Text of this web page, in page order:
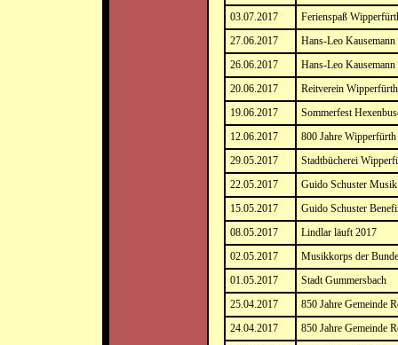
03.07.2017
Ferienspaß
27.06.2017
Hans-Leo
26.06.2017
Hans-Leo
20.06.2017
Reitverein
19.06.2017
Sommerfest
12.06.2017
800 Jahre Wipperfürth
29.05.2017
Stadtbücherei
22.05.2017
Guido Schuster
15.05.2017
Guido Schuster
08.05.2017
Lindlar läuft 2017
02.05.2017
Musikkorps der
01.05.2017
Stadt Gummersbach
25.04.2017
850 Jahre Gemeinde
24.04.2017
850 Jahre Gemeinde